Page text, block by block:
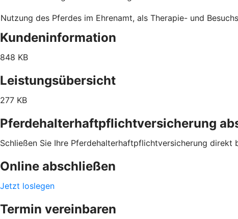
Nutzung des Pferdes im Ehrenamt, als Therapie- und
Kundeninformation
848 KB
Leistungsübersicht
277 KB
Pferdehalterhaftpflichtversicherung
Schließen Sie Ihre Pferdehalterhaftpflichtversicherung direkt
Online abschließen
Jetzt loslegen
Termin vereinbaren